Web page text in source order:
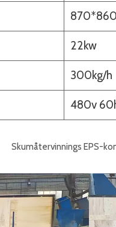
22kw
300kg/h
480v
Skumåtervinnings EPS-